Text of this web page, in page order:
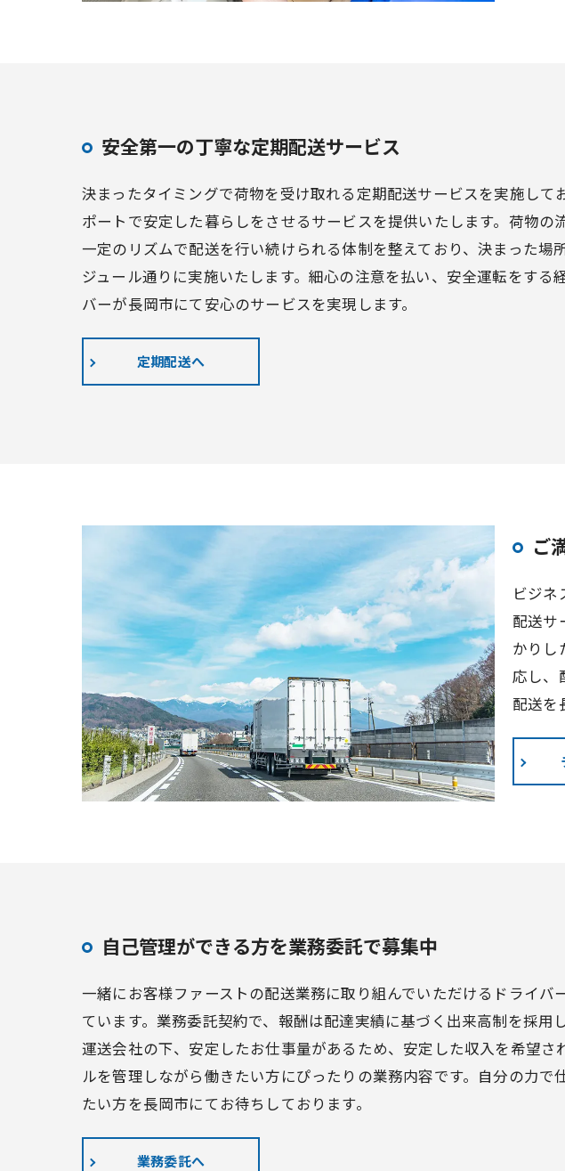
安全第一の丁寧な定期配送サービス
決まったタイミングで荷物を受け取れる定期配送サービスを実施して
ポートで安定した暮らしをさせるサービスを提供いたします。荷物の
一定のリズムで配送を行い続けられる体制を整えており、決まった場
ジュール通りに実施いたします。細心の注意を払い、安全運転をする
バーが長岡市にて安心のサービスを実現します。
定期配送へ
ご
ビジ
配送サ
かりし
応し、
配送を
自己管理ができる方を業務委託で募集中
一緒にお客様ファーストの配送業務に取り組んでいただけるドライバ
ています。業務委託契約で、報酬は配達実績に基づく出来高制を採用
運送会社の下、安定したお仕事量があるため、安定した収入を希望さ
ルを管理しながら働きたい方にぴったりの業務内容です。自分の力で
たい方を長岡市にてお待ちしております。
業務委託へ